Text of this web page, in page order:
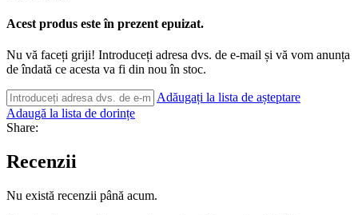
Acest produs este în prezent epuizat.
Nu vă faceți griji! Introduceți adresa dvs. de e-mail și vă vom anunța
de îndată ce acesta va fi din nou în stoc.
Adăugați la lista de așteptare
Adaugă la lista de dorințe
Share:
Recenzii
Nu există recenzii până acum.